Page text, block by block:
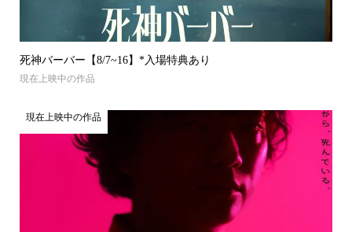
死神バーバー【8/7~16】*入場特典あり
現在上映中の作品
現在上映中の作品